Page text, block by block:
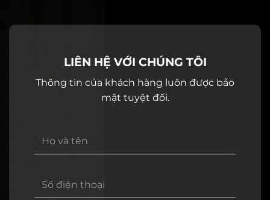
LIÊN HỆ VỚI CHÚNG TÔI
Thông tin của khách hàng luôn được bảo
mật tuyệt đối.